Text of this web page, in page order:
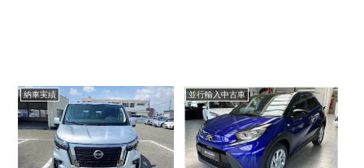
納車実績 並行輸入中古車